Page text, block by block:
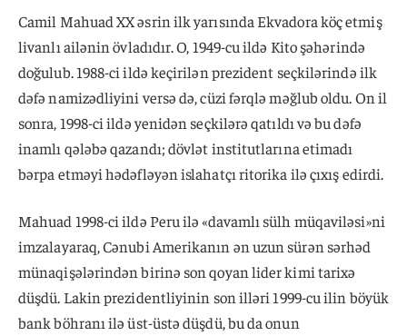
Camil Mahuad XX əsrin ilk yarısında Ekvadora köç etmiş
livanlı ailənin övladıdır. O, 1949-cu ildə Kito şəhərində
doğulub. 1988-ci ildə keçirilən prezident seçkilərində ilk
dəfə namizədliyini versə də, cüzi fərqlə məğlub oldu. On il
sonra, 1998-ci ildə yenidən seçkilərə qatıldı və bu dəfə
inamlı qələbə qazandı; dövlət institutlarına etimadı
bərpa etməyi hədəfləyən islahatçı ritorika ilə çıxış edirdi.
Mahuad 1998-ci ildə Peru ilə «davamlı sülh müqaviləsi»ni
imzalayaraq, Cənubi Amerikanın ən uzun sürən sərhəd
münaqişələrindən birinə son qoyan lider kimi tarixə
düşdü. Lakin prezidentliyinin son illəri 1999-cu ilin böyük
bank böhranı ilə üst-üstə düşdü, bu da onun